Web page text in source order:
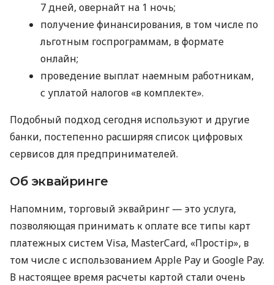
7 дней, овернайт на 1 ночь;
получение финансирования, в том числе по
льготным госпрограммам, в формате
онлайн;
проведение выплат наемным работникам,
с уплатой налогов «в комплекте».
Подобный подход сегодня используют и другие
банки, постепенно расширяя список цифровых
сервисов для предпринимателей.
Об эквайринге
Напомним, торговый эквайринг — это услуга,
позволяющая принимать к оплате все типы карт
платежных систем Visa, MasterCard, «Простір», в
том числе с использованием Apple Pay и Google Pay.
В настоящее время расчеты картой стали очень